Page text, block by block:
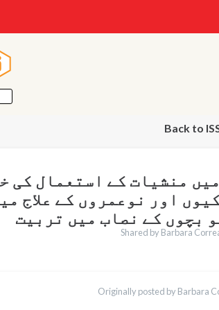
Back to
منشیات کے استعمال کی
اور نوعمروں کے علاج
بچوں کے نصاب میں تربیت
Shared by Barbara
Originally posted by Barbara